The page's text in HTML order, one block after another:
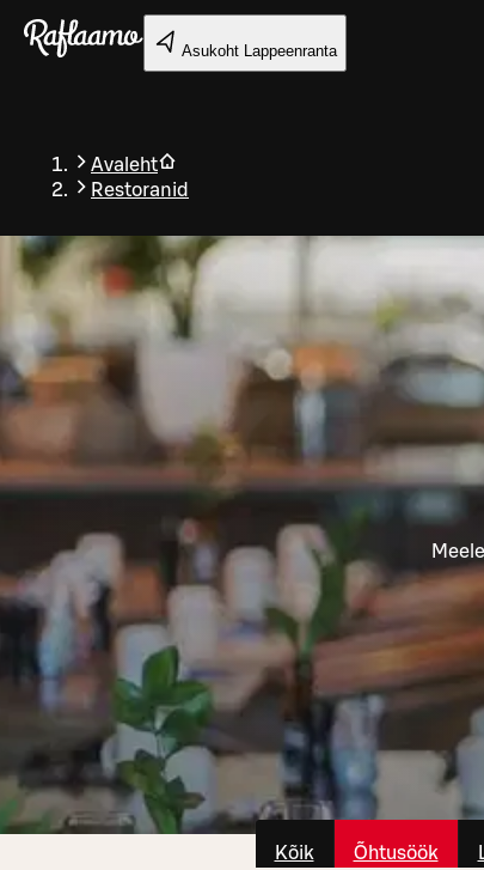
Liigu peamise sisu juurde
Asukoht Lappeenranta
Avaleht
Restoranid
Kõik Õhtusöök